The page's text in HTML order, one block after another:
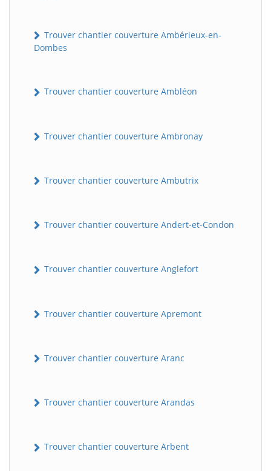
Trouver chantier couverture Ambérieux-en-
Dombes
Trouver chantier couverture Ambléon
Trouver chantier couverture Ambronay
Trouver chantier couverture Ambutrix
Trouver chantier couverture Andert-et-Condon
Trouver chantier couverture Anglefort
Trouver chantier couverture Apremont
Trouver chantier couverture Aranc
Trouver chantier couverture Arandas
Trouver chantier couverture Arbent